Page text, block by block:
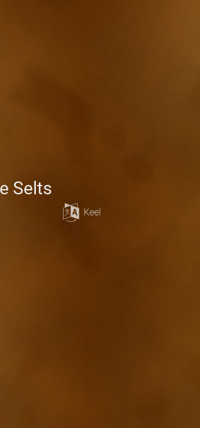
Selts
Keel